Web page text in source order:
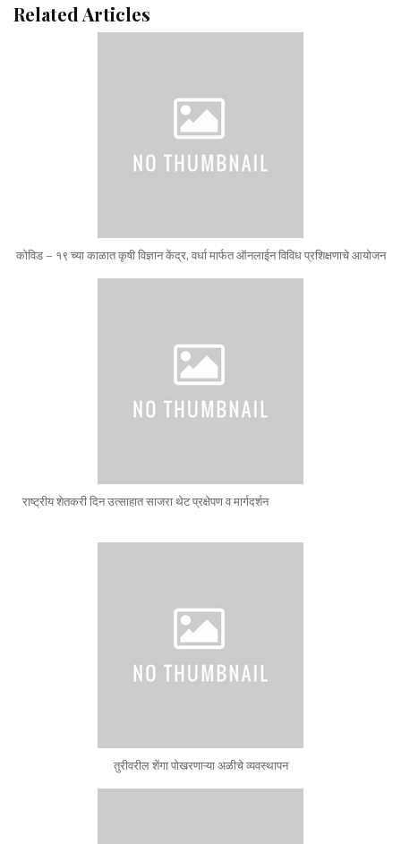
Related Articles
कोविड – १९ च्या काळात कृषी विज्ञान केंद्र, वर्धा मार्फत ऑनलाईन विविध प्रशिक्षणाचे आयोजन
राष्ट्रीय शेतकरी दिन उत्साहात साजरा थेट प्रक्षेपण व मार्गदर्शन
तुरीवरील शेंगा पोखरणाऱ्या अळीचे व्यवस्थापन